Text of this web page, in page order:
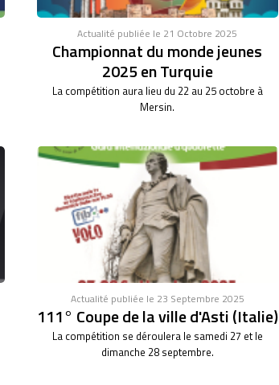
Actualité publiée le 21 Octobre 2025
Championnat du monde jeunes
2025 en Turquie
La compétition aura lieu du 22 au 25 octobre à
Mersin.
Actualité publiée le 23 Septembre 2025
111° Coupe de la ville d'Asti (Italie)
La compétition se déroulera le samedi 27 et le
dimanche 28 septembre.